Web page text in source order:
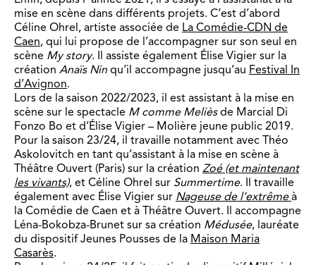
mise en scène dans différents projets. C’est d’abord
Céline Ohrel, artiste associée de La Comédie-CDN de
Caen, qui lui propose de l’accompagner sur son seul en
scène My story. Il assiste également Élise Vigier sur la
création Anaïs Nin qu’il accompagne jusqu’au Festival In
d’Avignon.
Lors de la saison 2022/2023, il est assistant à la mise en
scène sur le spectacle M comme Melièsde Marcial Di
Fonzo Bo et d’Élise Vigier – Molière jeune public 2019.
Pour la saison 23/24, il travaille notamment avec Théo
Askolovitch en tant qu’assistant à la mise en scène à
Théâtre Ouvert (Paris) sur la création Zoé (et maintenant
les vivants), et Céline Ohrel sur Summertime. Il travaille
également avec Élise Vigier sur Nageuse de l’extrêmeà
la Comédie de Caen et à Théâtre Ouvert. Il accompagne
Léna-Bokobza-Brunet sur sa création Médusée, lauréate
du dispositif Jeunes Pousses de la Maison Maria
Casarès.